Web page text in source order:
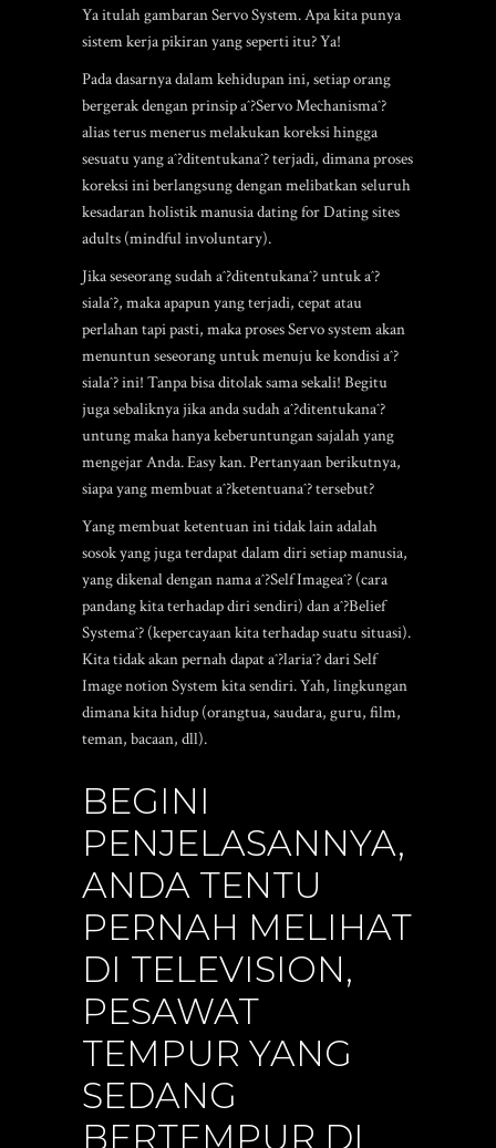
Ya itulah gambaran Servo System.Apa kita punya
sistem kerja pikiran yang seperti itu? Ya!
Pada dasarnya dalam kehidupan ini, setiap orang
bergerak dengan prinsip aˆ?Servo Mechanismaˆ?
alias terus menerus melakukan koreksi hingga
sesuatu yang aˆ?ditentukanaˆ? terjadi, dimana proses
koreksi ini berlangsung dengan melibatkan seluruh
kesadaran holistik manusiadating for Dating sites
adults (mindful involuntary).
Jika seseorang sudah aˆ?ditentukanaˆ? untuk aˆ?
sialaˆ?, maka apapun yang terjadi, cepat atau
perlahan tapi pasti, maka proses Servo system akan
menuntun seseorang untuk menuju ke kondisi aˆ?
sialaˆ? ini! Tanpa bisa ditolak sama sekali! Begitu
juga sebaliknya jika anda sudah aˆ?ditentukanaˆ?
untung maka hanya keberuntungan sajalah yang
mengejar Anda. Easy kan. Pertanyaan berikutnya,
siapa yang membuat aˆ?ketentuanaˆ? tersebut?
Yang membuat ketentuan ini tidak lain adalah
sosok yang juga terdapat dalam diri setiap manusia,
yang dikenal dengan nama aˆ?Self Imageaˆ? (cara
pandang kita terhadap diri sendiri) dan aˆ?Belief
Systemaˆ? (kepercayaan kita terhadap suatu situasi).
Kita tidak akan pernah dapat aˆ?lariaˆ? dari Self
Image notion System kita sendiri. Yah, lingkungan
dimana kita hidup (orangtua, saudara, guru, film,
teman, bacaan, dll).
BEGINI
PENJELASANNYA,
ANDA TENTU
PERNAH MELIHAT
DI TELEVISION,
PESAWAT
TEMPUR YANG
SEDANG
BERTEMPUR DI